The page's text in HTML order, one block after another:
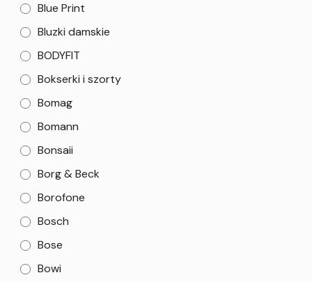
Blue Print
Bluzki damskie
BODYFIT
Bokserki i szorty
Bomag
Bomann
Bonsaii
Borg & Beck
Borofone
Bosch
Bose
Bowi